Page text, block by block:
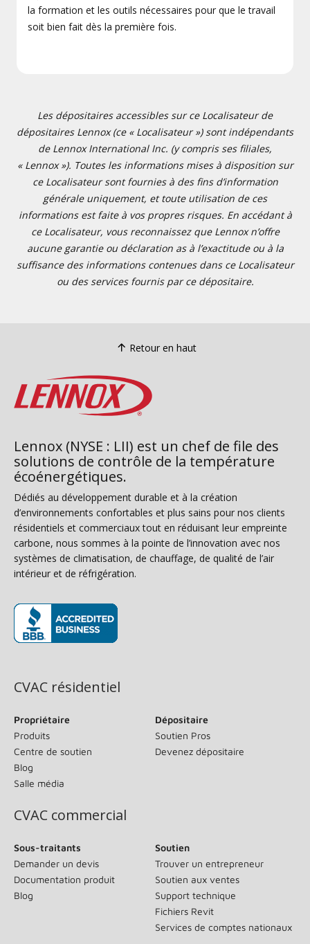
la formation et les outils nécessaires pour que le travail
soit bien fait dès la première fois.
Les dépositaires accessibles sur ce Localisateur de
dépositaires Lennox (ce « Localisateur ») sont indépendants
de Lennox International Inc. (y compris ses filiales,
« Lennox »). Toutes les informations mises à disposition sur
ce Localisateur sont fournies à des fins d’information
générale uniquement, et toute utilisation de ces
informations est faite à vos propres risques. En accédant à
ce Localisateur, vous reconnaissez que Lennox n’offre
aucune garantie ou déclaration as à l’exactitude ou à la
suffisance des informations contenues dans ce Localisateur
ou des services fournis par ce dépositaire.
Retour en haut
Lennox (NYSE : LII) est un chef de file des
solutions de contrôle de la température
écoénergétiques.
Dédiés au développement durable et à la création
d’environnements confortables et plus sains pour nos clients
résidentiels et commerciaux tout en réduisant leur empreinte
carbone, nous sommes à la pointe de l’innovation avec nos
systèmes de climatisation, de chauffage, de qualité de l’air
intérieur et de réfrigération.
CVAC résidentiel
Propriétaire
Produits
Centre de soutien
Blog
Salle média
Dépositaire
Soutien Pros
Devenez dépositaire
CVAC commercial
Sous-traitants
Demander un devis
Documentation produit
Blog
Soutien
Trouver un entrepreneur
Soutien aux ventes
Support technique
Fichiers Revit
Services de comptes nationaux